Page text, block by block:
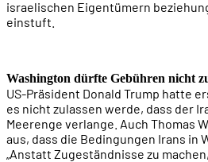
israelischen Eigentümern
einstuft.
Washington dürfte Gebühren nicht
US-Präsident Donald Trump hatte
es nicht zulassen werde, dass der
Meerenge verlange. Auch Thomas
aus, dass die Bedingungen Irans
„Anstatt Zugeständnisse zu